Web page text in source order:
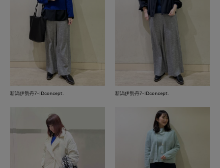
新潟伊勢丹7-IDconcept. 新潟伊勢丹7-IDconcept.